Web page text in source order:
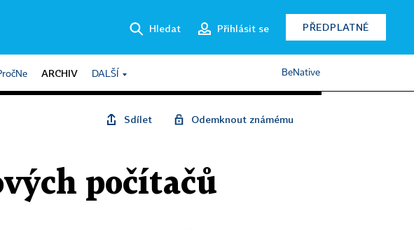
Hledat Přihlásit se PŘEDPLATNÉ
ARCHIV DALŠÍ BeNative
Sdílet Odemknout známému
počítačů